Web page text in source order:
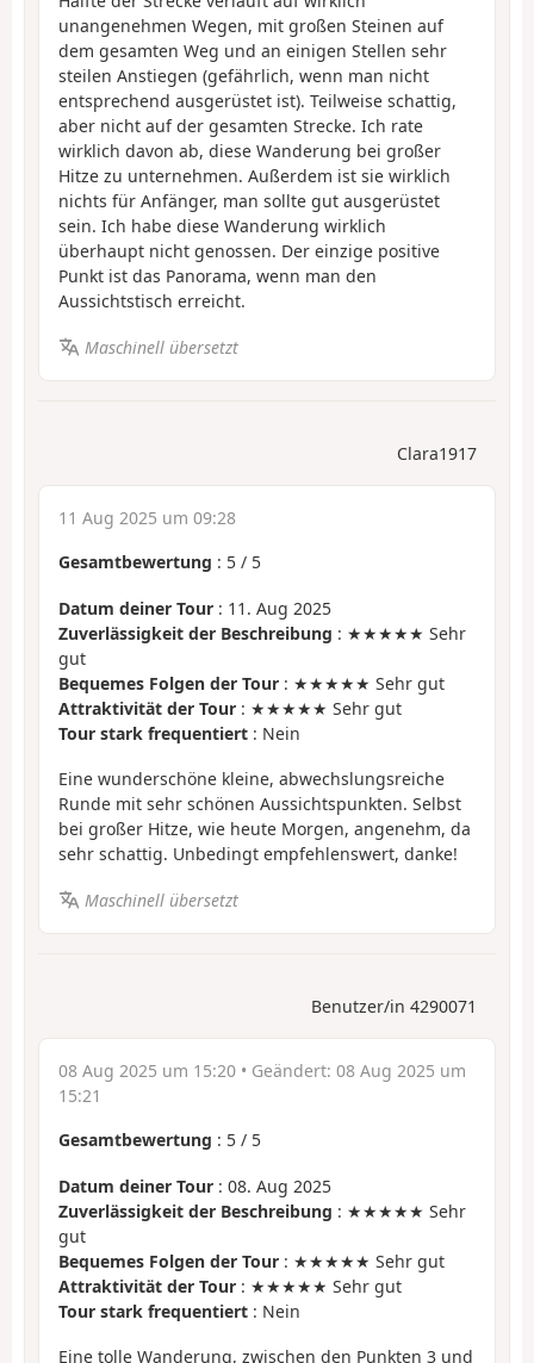
unangenehmen Wegen, mit großen Steinen auf
dem gesamten Weg und an einigen Stellen sehr
steilen Anstiegen (gefährlich, wenn man nicht
entsprechend ausgerüstet ist). Teilweise schattig,
aber nicht auf der gesamten Strecke. Ich rate
wirklich davon ab, diese Wanderung bei großer
Hitze zu unternehmen. Außerdem ist sie wirklich
nichts für Anfänger, man sollte gut ausgerüstet
sein. Ich habe diese Wanderung wirklich
überhaupt nicht genossen. Der einzige positive
Punkt ist das Panorama, wenn man den
Aussichtstisch erreicht.
Maschinell übersetzt
Clara1917
11 Aug 2025 um 09:28
Gesamtbewertung : 5 / 5
Datum deiner Tour : 11. Aug 2025
Zuverlässigkeit der Beschreibung : ★★★★★ Sehr
gut
Bequemes Folgen der Tour : ★★★★★ Sehr gut
Attraktivität der Tour : ★★★★★ Sehr gut
Tour stark frequentiert : Nein
Eine wunderschöne kleine, abwechslungsreiche
Runde mit sehr schönen Aussichtspunkten. Selbst
bei großer Hitze, wie heute Morgen, angenehm, da
sehr schattig. Unbedingt empfehlenswert, danke!
Maschinell übersetzt
Benutzer/in 4290071
08 Aug 2025 um 15:20 • Geändert: 08 Aug 2025 um
15:21
Gesamtbewertung : 5 / 5
Datum deiner Tour : 08. Aug 2025
Zuverlässigkeit der Beschreibung : ★★★★★ Sehr
gut
Bequemes Folgen der Tour : ★★★★★ Sehr gut
Attraktivität der Tour : ★★★★★ Sehr gut
Tour stark frequentiert : Nein
Eine tolle Wanderung, zwischen den Punkten 3 und